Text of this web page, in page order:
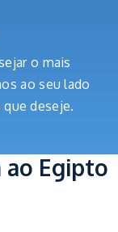
o mais
ao seu lado
deseje.
ao Egipto